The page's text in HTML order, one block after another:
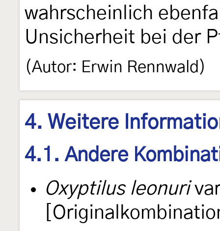
wahrscheinlich
Unsicherheit bei der
(Autor: Erwin Rennwald)
4. Weitere
4.1. Andere
Oxyptilus leonuri